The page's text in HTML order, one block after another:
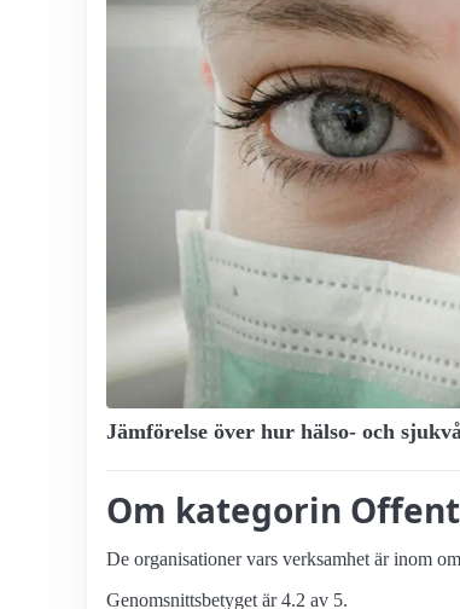
Jämförelse över hur hälso- och
Om kategorin
De organisationer vars verksamhet är inom
Genomsnittsbetyget är 4.2 av 5.